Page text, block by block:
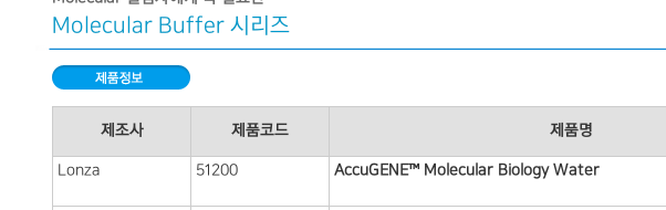
Molecular Buffer 시리즈
제조사 제품코드 제품명
Lonza 51200 AccuGENE™ Molecular Biology Water